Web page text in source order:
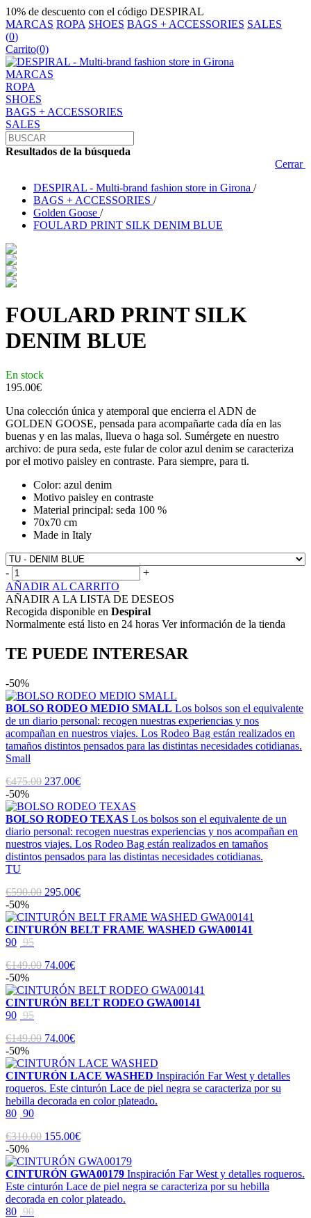
10% de descuento con el código DESPIRAL
MARCAS ROPA SHOES BAGS + ACCESSORIES SALES
(0)
Carrito(0)
MARCAS
ROPA
SHOES
BAGS + ACCESSORIES
SALES
Resultados de la búsqueda
Cerrar
DESPIRAL - Multi-brand fashion store in Girona /
BAGS + ACCESSORIES /
Golden Goose /
FOULARD PRINT SILK DENIM BLUE
FOULARD PRINT SILK
DENIM BLUE
En stock
195.00€
Una colección única y atemporal que encierra el ADN de
GOLDEN GOOSE, pensada para acompañarte cada día en las
buenas y en las malas, llueva o haga sol. Sumérgete en nuestro
archivo: de pura seda, este fular de color azul denim se caracteriza
por el motivo paisley en contraste. Para siempre, para ti.
Color: azul denim
Motivo paisley en contraste
Material principal: seda 100 %
70x70 cm
Made in Italy
-
+
AÑADIR AL CARRITO
AÑADIR A LA LISTA DE DESEOS
Recogida disponible en Despiral
Normalmente está listo en 24 horas Ver información de la tienda
TE PUEDE INTERESAR
-50%
BOLSO RODEO MEDIO SMALL Los bolsos son el equivalente
de un diario personal: recogen nuestras experiencias y nos
acompañan en nuestros viajes. Los Rodeo Bag están realizados en
tamaños distintos pensados para las distintas necesidades cotidianas.
Small
€475.00 237.00€
-50%
BOLSO RODEO TEXAS Los bolsos son el equivalente de un
diario personal: recogen nuestras experiencias y nos acompañan en
nuestros viajes. Los Rodeo Bag están realizados en tamaños
distintos pensados para las distintas necesidades cotidianas.
TU
€590.00 295.00€
-50%
CINTURÓN BELT FRAME WASHED GWA00141
90 95
€149.00 74.00€
-50%
CINTURÓN BELT RODEO GWA00141
90 95
€149.00 74.00€
-50%
CINTURÓN LACE WASHED Inspiración Far West y detalles
roqueros. Este cinturón Lace de piel negra se caracteriza por su
hebilla decorada en color plateado.
80 90
€310.00 155.00€
-50%
CINTURÓN GWA00179 Inspiración Far West y detalles roqueros.
Este cinturón Lace de piel negra se caracteriza por su hebilla
decorada en color plateado.
80 90